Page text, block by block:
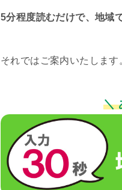
5分程度読むだけで、地域
それではご案内いたします
＼